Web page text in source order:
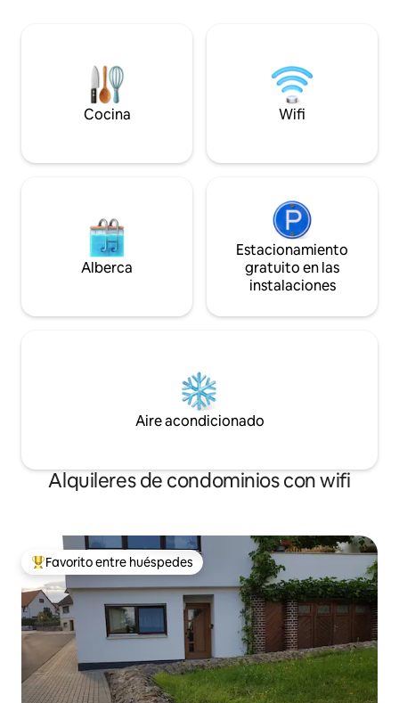
Expr.Bahnradweg, Rhön-Sinntal Radweg,
R2 Fácil acceso a Fulda, Rhön, FFM y
Würzburg. Riesgo de accidente, por
ejemplo, para niños pequeños en el
de Dom; a 22
Frankfurt; a 22
minutos del
Fráncfort.
Cocina Wifi
Alberca
Estacionamiento
gratuito en las
instalaciones
Aire acondicionado
Alquileres de condominios con wifi
De los mejores en Favorito entre huéspedes
Favorito entre huéspedes